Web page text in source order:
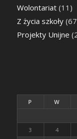
Wolontariat(11)
Z życia szkoły
Projekty Unijne
P W
3
4